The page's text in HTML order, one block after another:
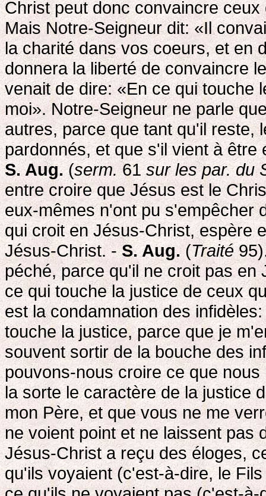
Christ peut donc convaincre
Mais Notre-Seigneur dit: «Il
la charité dans vos coeurs, et en
donnera la liberté de convaincre
venait de dire: «En ce qui touche
moi». Notre-Seigneur ne parle
autres, parce que tant qu'il reste,
pardonnés, et que s'il vient à
S. Aug.(serm.61sur les par. du
entre croire que Jésus est le
eux-mêmes n'ont pu s'empêcher
qui croit en Jésus-Christ, espère
Jésus-Christ. -S. Aug.(Traité
péché, parce qu'il ne croit pas
ce qui touche la justice de ceux
est la condamnation des
touche la justice, parce que je
souvent sortir de la bouche des
pouvons-nous croire ce que
la sorte le caractère de la justice
mon Père, et que vous ne me
ne voient point et ne laissent pas
Jésus-Christ a reçu des éloges,
qu'ils voyaient (c'est-à-dire, le